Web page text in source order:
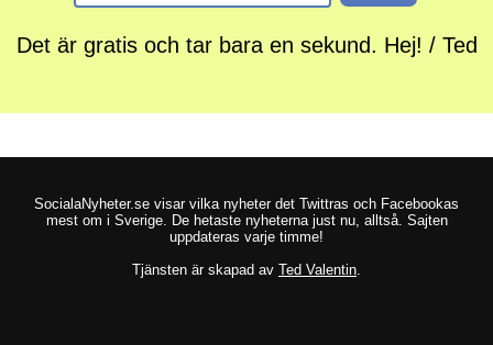
Det är gratis och tar bara en sekund. Hej! / Ted
SocialaNyheter.se visar vilka nyheter det Twittras och Facebookas
mest om i Sverige. De hetaste nyheterna just nu, alltså. Sajten
uppdateras varje timme!
Tjänsten är skapad av Ted Valentin.